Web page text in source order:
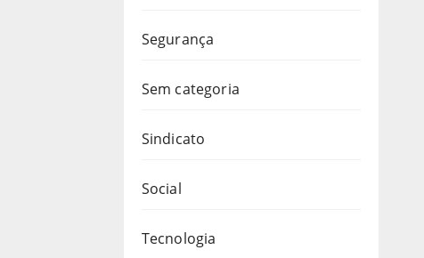
Segurança
Sem categoria
Sindicato
Social
Tecnologia